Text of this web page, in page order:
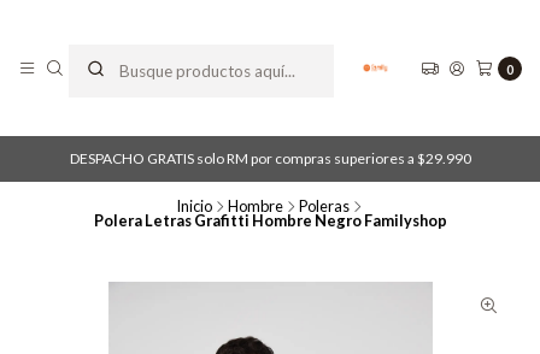
0
DESPACHO GRATIS solo RM por compras superiores a $29.990
Inicio Hombre Poleras
Polera Letras Grafitti Hombre Negro Familyshop